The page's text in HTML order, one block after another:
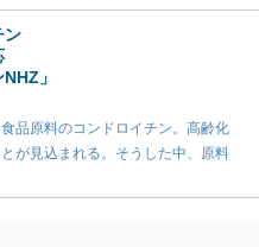
ン
」
品原料のコンドロイチン。高齢化
が見込まれる。そうした中、原料